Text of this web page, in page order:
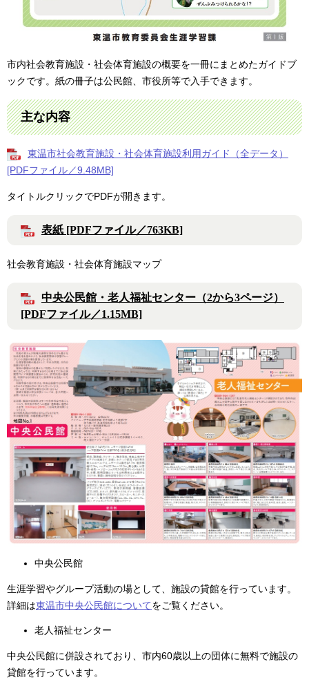
市内社会教育施設・社会体育施設の概要を一冊にまとめたガイドブ
ックです。紙の冊子は公民館、市役所等で入手できます。
主な内容
東温市社会教育施設・社会体育施設利用ガイド（全データ）
[PDFファイル／9.48MB]
タイトルクリックでPDFが開きます。
表紙 [PDFファイル／763KB]
社会教育施設・社会体育施設マップ
中央公民館・老人福祉センター（2から3ページ）
[PDFファイル／1.15MB]
中央公民館
生涯学習やグループ活動の場として、施設の貸館を行っています。
詳細は東温市中央公民館についてをご覧ください。
老人福祉センター
中央公民館に併設されており、市内60歳以上の団体に無料で施設の
貸館を行っています。